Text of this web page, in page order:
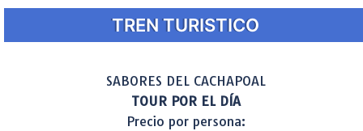
TREN TURISTICO
SABORES DEL CACHAPOAL
TOUR POR EL DÍA
Precio por persona: